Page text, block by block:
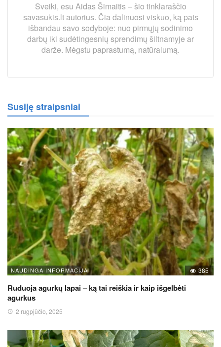
Sveiki, esu Aidas Šimaitis – šio tinklaraščio
savasukis.lt autorius. Čia dalinuosi viskuo, ką pats
išbandau savo sodyboje: nuo pirmųjų sodinimo
darbų iki sudėtingesnių sprendimų šiltnamyje ar
darže. Mėgstu paprastumą, natūralumą.
Susiję straipsniai
NAUDINGA INFORMACIJA 385
Ruduoja agurkų lapai – ką tai reiškia ir kaip išgelbėti
agurkus
2 rugpjūčio, 2025